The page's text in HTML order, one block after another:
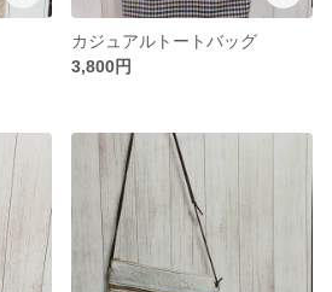
カジュアルトートバッグ
3,800円